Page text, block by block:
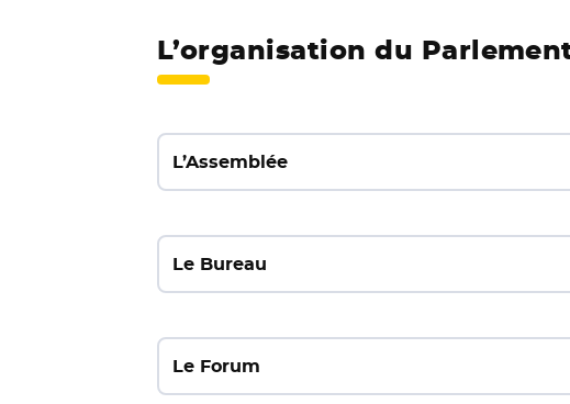
L’organisation du
L’Assemblée
Le Bureau
Le Forum